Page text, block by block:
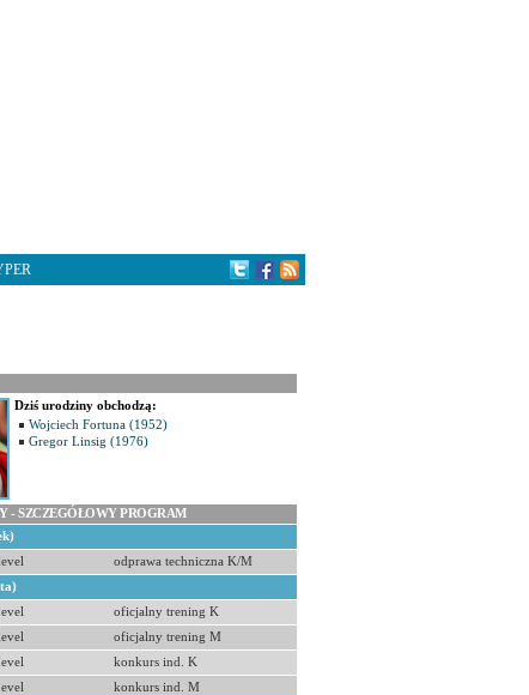
Dziś urodziny obchodzą:
Wojciech Fortuna (1952)
Gregor Linsig (1976)
- SZCZEGÓŁOWY PROGRAM
odprawa techniczna K/M
oficjalny trening K
oficjalny trening M
konkurs ind. K
konkurs ind. M